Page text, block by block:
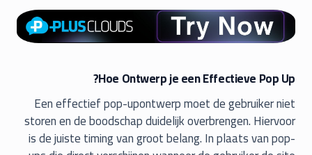
Hoe Ontwerp je een Effectieve Pop Up?
Een effectief pop-upontwerp moet de gebruiker niet
storen en de boodschap duidelijk overbrengen. Hiervoor
is de juiste timing van groot belang. In plaats van pop-